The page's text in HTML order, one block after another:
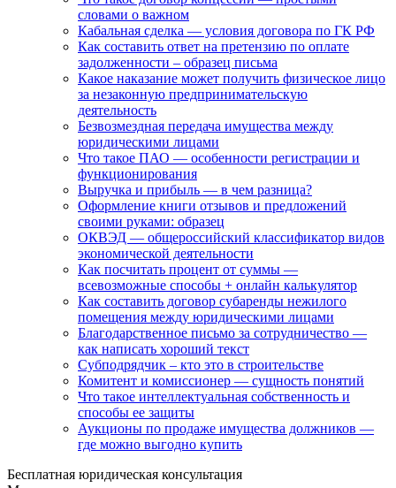
словами о важном
Кабальная сделка — условия договора по ГК РФ
Как составить ответ на претензию по оплате
задолженности – образец письма
Какое наказание может получить физическое лицо
за незаконную предпринимательскую
деятельность
Безвозмездная передача имущества между
юридическими лицами
Что такое ПАО — особенности регистрации и
функционирования
Выручка и прибыль — в чем разница?
Оформление книги отзывов и предложений
своими руками: образец
ОКВЭД — общероссийский классификатор видов
экономической деятельности
Как посчитать процент от суммы —
всевозможные способы + онлайн калькулятор
Как составить договор субаренды нежилого
помещения между юридическими лицами
Благодарственное письмо за сотрудничество —
как написать хороший текст
Субподрядчик – кто это в строительстве
Комитент и комиссионер — сущность понятий
Что такое интеллектуальная собственность и
способы ее защиты
Аукционы по продаже имущества должников —
где можно выгодно купить
Бесплатная юридическая консультация